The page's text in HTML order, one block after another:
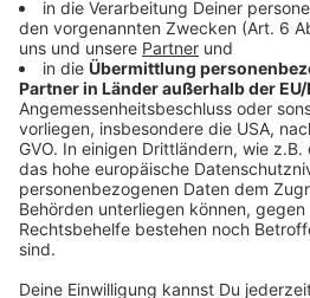
Das gesamte Interview
Podcast "Corona. Und
Anzeige
Auf diese und viele weitere
was mit Kindern passiert, deren
Risikogruppen gehören - ging